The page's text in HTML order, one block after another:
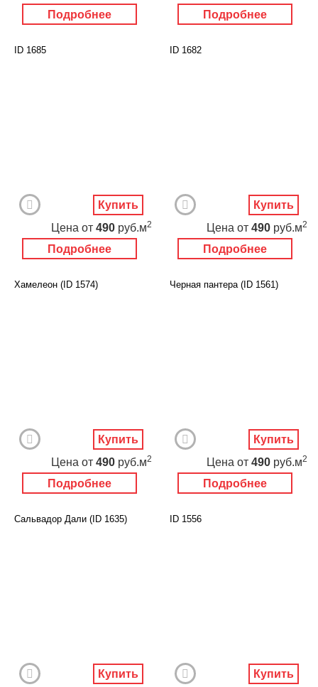
Подробнее Подробнее
ID 1685
Подробнее
Цена от 490 руб.м2
Купить
ID 1682
Подробнее
Цена от 490 руб.м2
Купить
Хамелеон (ID 1574)
Подробнее
Цена от 490 руб.м2
Купить
Черная пантера (ID 1561)
Подробнее
Цена от 490 руб.м2
Купить
Сальвадор Дали (ID 1635)
Купить
ID 1556
Купить